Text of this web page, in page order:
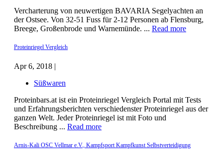
Vercharterung von neuwertigen BAVARIA Segelyachten an
der Ostsee. Von 32-51 Fuss für 2-12 Personen ab Flensburg,
Breege, Großenbrode und Warnemünde. ... Read more
Proteinriegel Vergleich
Apr 6, 2018 |
Süßwaren
Proteinbars.at ist ein Proteinriegel Vergleich Portal mit Tests
und Erfahrungsberichten verschiedenster Proteinriegel aus der
ganzen Welt. Jeder Proteinriegel ist mit Foto und
Beschreibung ... Read more
Arnis-Kali OSC Vellmar e.V., Kampfsport Kampfkunst Selbstverteidigung